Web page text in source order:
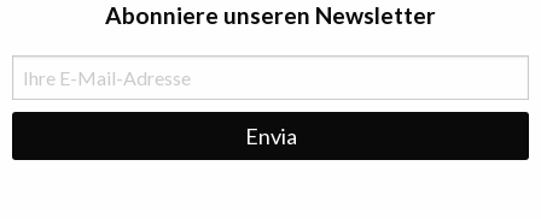
Abonniere unseren Newsletter